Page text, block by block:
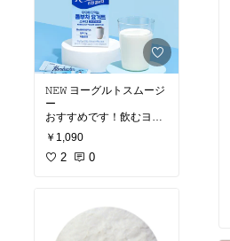
𝙽𝙴𝚆 ヨーグルトスムージ
ー
おすすめです！飲むヨー
#私のおすすめ！
#teazen #コンブチャ
￥1,090
2 0